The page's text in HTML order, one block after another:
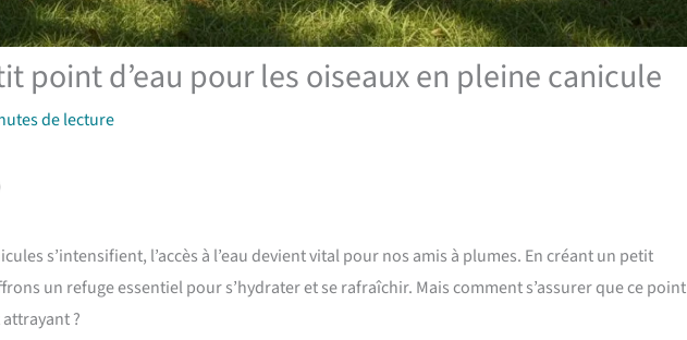
point d’eau pour les oiseaux en pleine canicule
de lecture
s’intensifient, l’accès à l’eau devient vital pour nos amis à plumes. En créant un petit
un refuge essentiel pour s’hydrater et se rafraîchir. Mais comment s’assurer que ce point
?